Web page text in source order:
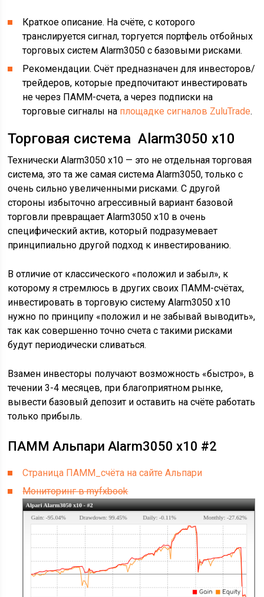
Краткое описание. На счёте, с которого
транслируется сигнал, торгуется портфель отбойных
торговых систем Alarm3050 с базовыми рисками.
Рекомендации. Счёт предназначен для инвесторов/
трейдеров, которые предпочитают инвестировать
не через ПАММ-счета, а через подписки на
торговые сигналы на площадке сигналов ZuluTrade.
Торговая система Alarm3050 x10
Технически Alarm3050 x10 — это не отдельная торговая
система, это та же самая система Alarm3050, только с
очень сильно увеличенными рисками. С другой
стороны избыточно агрессивный вариант базовой
торговли превращает Alarm3050 x10 в очень
специфический актив, который подразумевает
принципиально другой подход к инвестированию.
В отличие от классического «положил и забыл», к
которому я стремлюсь в других своих ПАММ-счётах,
инвестировать в торговую систему Alarm3050 x10
нужно по принципу «положил и не забывай выводить»,
так как совершенно точно счета с такими рисками
будут периодически сливаться.
Взамен инвесторы получают возможность «быстро», в
течении 3-4 месяцев, при благоприятном рынке,
вывести базовый депозит и оставить на счёте работать
только прибыль.
ПАММ Альпари Alarm3050 x10 #2
Страница ПАММ_счёта на сайте Альпари
Мониторинг в myfxbook